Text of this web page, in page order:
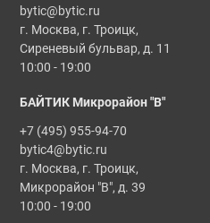
bytic@bytic.ru
г. Москва, г. Троицк,
Сиреневый бульвар, д. 11
10:00 - 19:00
БАЙТИК Микрорайон "В"
+7 (495) 955-94-70
bytic4@bytic.ru
г. Москва, г. Троицк,
Микрорайон "В", д. 39
10:00 - 19:00